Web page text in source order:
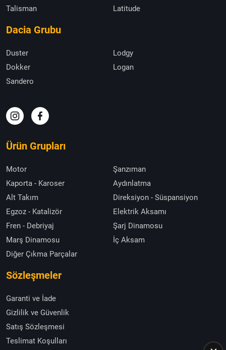
Talisman
Latitude
Dacia Grubu
Duster
Lodgy
Dokker
Logan
Sandero
Ürün Grupları
Motor
Şanzıman
Kaporta - Karoser
Aydınlatma
Alt Takım
Direksiyon - Süspansiyon
Egzoz - Katalizör
Elektrik Aksamı
Fren - Debriyaj
Şarj Dinamosu
Marş Dinamosu
İç Aksam
Diğer Çıkma Parçalar
Sözleşmeler
Garanti ve İade
Gizlilik ve Güvenlik
Satış Sözleşmesi
Teslimat Koşulları